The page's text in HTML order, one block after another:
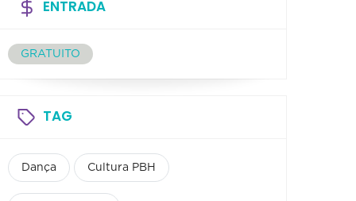
ENTRADA
GRATUITO
TAG
Dança Cultura PBH